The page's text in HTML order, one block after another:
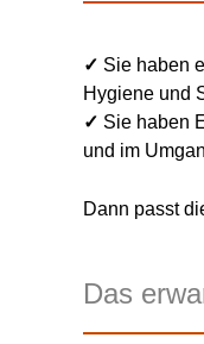
✓ Sie haben
Hygiene und
✓ Sie haben
und im
Dann passt
Das